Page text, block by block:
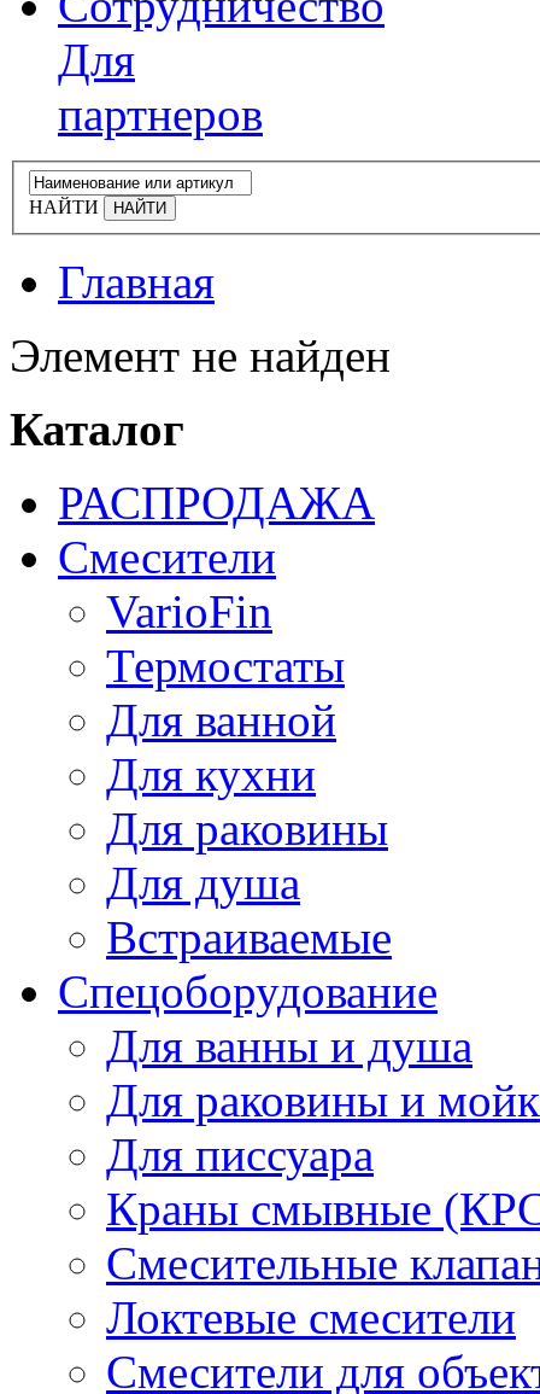
Для
партнеров
НАЙТИ
Главная
Элемент не найден
Каталог
РАСПРОДАЖА
Смесители
VarioFin
Термостаты
Для ванной
Для кухни
Для раковины
Для душа
Встраиваемые
Спецоборудование
Для ванны и душа
Для раковины и
Для писсуара
Краны смывные
Смесительные
Локтевые смесители
Смесители для